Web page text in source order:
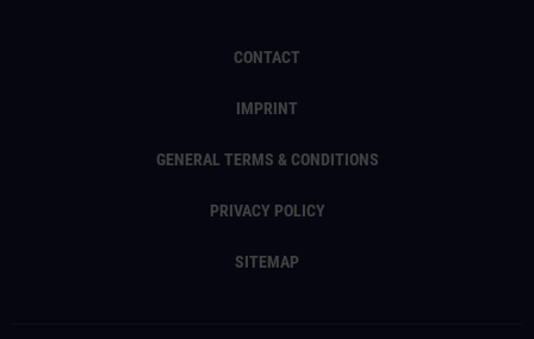
CONTACT
IMPRINT
GENERAL TERMS & CONDITIONS
PRIVACY POLICY
SITEMAP